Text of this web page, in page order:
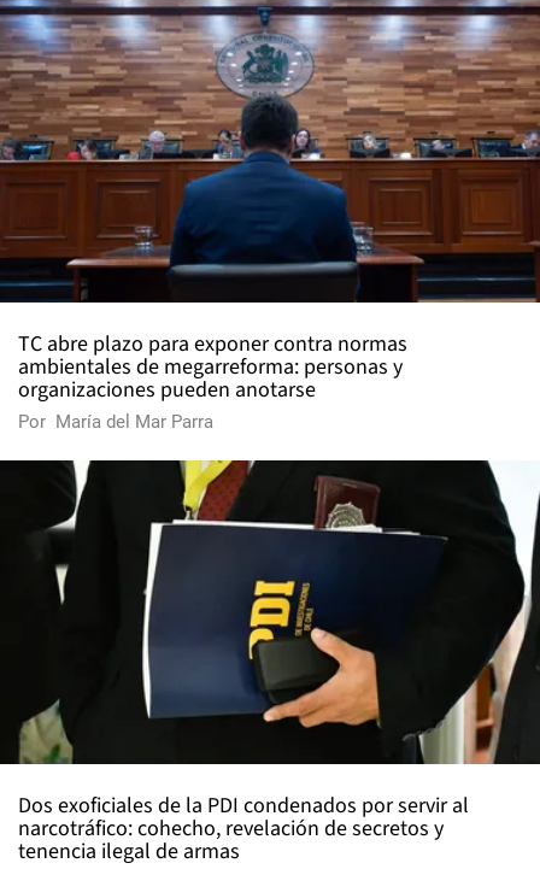
TC abre plazo para exponer contra normas
ambientales de megarreforma: personas y
organizaciones pueden anotarse
Por María del Mar Parra
Dos exoficiales de la PDI condenados por servir al
narcotráfico: cohecho, revelación de secretos y
tenencia ilegal de armas